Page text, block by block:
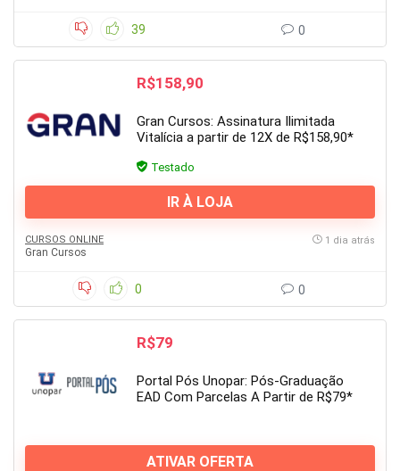
39 0
R$158,90
Gran Cursos: Assinatura Ilimitada
Vitalícia a partir de 12X de R$158,90*
Testado
IR À LOJA
CURSOS ONLINE
Gran Cursos
1 dia atrás
0 0
R$79
Portal Pós Unopar: Pós-Graduação
EAD Com Parcelas A Partir de R$79*
ATIVAR OFERTA